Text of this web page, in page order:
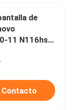
de
11 N116hse-
Contacto